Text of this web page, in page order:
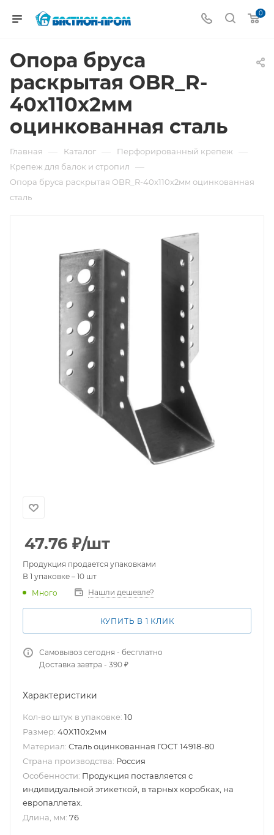
0
Опора бруса
раскрытая OBR_R-
40x110х2мм
оцинкованная сталь
Главная — Каталог — Перфорированный крепеж —
Крепеж для балок и стропил —
Опора бруса раскрытая OBR_R-40x110х2мм оцинкованная
сталь
47.76 ₽/шт
Продукция продается упаковками
В 1 упаковке – 10 шт
Много
Нашли дешевле?
КУПИТЬ В 1 КЛИК
Самовывоз сегодня - бесплатно
Доставка завтра - 390 ₽
Характеристики
Кол-во штук в упаковке: 10
Размер: 40X110х2мм
Материал: Сталь оцинкованная ГОСТ 14918-80
Страна производства: Россия
Особенности: Продукция поставляется с
индивидуальной этикеткой, в тарных коробках, на
европаллетах.
Длина, мм: 76